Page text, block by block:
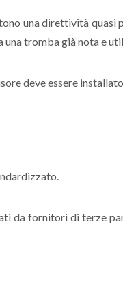
una direttività quasi
tromba già nota e
deve essere
da fornitori di terze